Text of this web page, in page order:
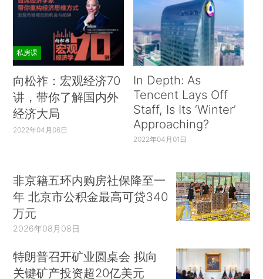
私房课
向松祚：宏观经济70
讲，带你了解国内外
经济大局
2022年04月06日
In Depth: As
Tencent Lays Off
Staff, Is Its ‘Winter’
Approaching?
2022年04月01日
非京籍五环内购房社保降至一
年 北京市公积金最高可贷340
万元
2026年08月08日
特朗普召开矿业圆桌会 拟向
关键矿产投资超20亿美元